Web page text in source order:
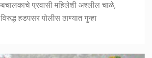
प्रवासी महिलेशी अश्लील चाळे,
हडपसर पोलीस ठाण्यात गुन्हा